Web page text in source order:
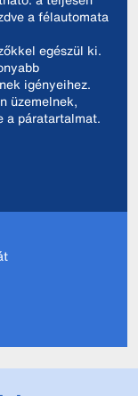
a félautomata
egészül ki.
igényeihez.
üzemelnek,
a páratartalmat.